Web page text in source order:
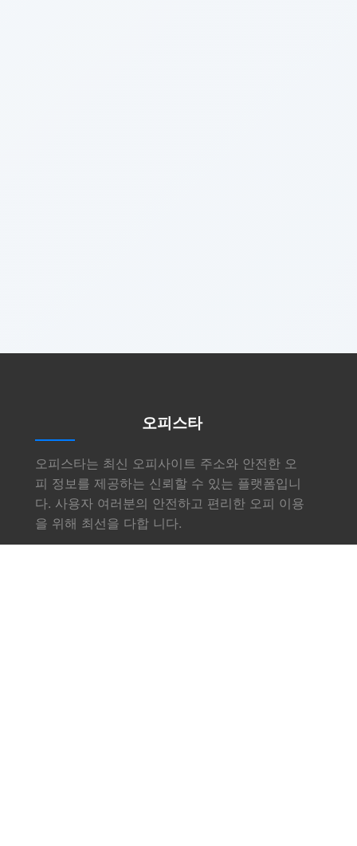
오피스타
오피스타는 최신 오피사이트 주소와 안전한 오
피 정보를 제공하는 신뢰할 수 있는 플랫폼입니
다. 사용자 여러분의 안전하고 편리한 오피 이용
을 위해 최선을 다합 니다.